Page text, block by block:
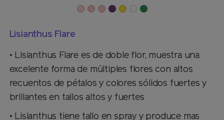
Lisianthus Flare
• Lisianthus Flare es de doble flor, muestra una
excelente forma de múltiples flores con altos
recuentos de pétalos y colores sólidos fuertes y
brillantes en tallos altos y fuertes
• Lisianthus tiene tallo en spray y produce mas